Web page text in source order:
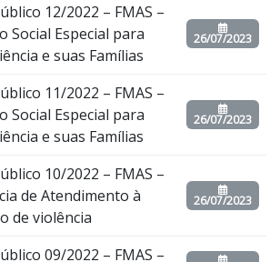
12/2022 – FMAS –
Social Especial para
e suas Famílias
26/07/2023
11/2022 – FMAS –
Social Especial para
e suas Famílias
26/07/2023
10/2022 – FMAS –
de Atendimento à
de violência
26/07/2023
09/2022 – FMAS –